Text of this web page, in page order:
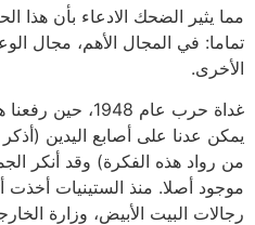
مما يثير الضحك الادعاء بأن
تماما: في المجال الأهم، مجال
الأخرى.
غداة حرب عام
يمكن عدنا على أصابع اليدين
من رواد هذه الفكرة) وقد أنكر
موجود أصلا. منذ الستينيات
رجالات البيت الأبيض، وزارة